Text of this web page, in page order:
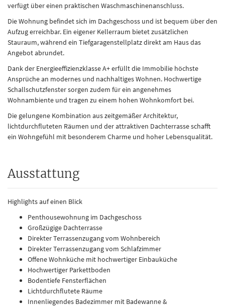
verfügt über einen praktischen Waschmaschinenanschluss.
Die Wohnung befindet sich im Dachgeschoss und ist bequem über den
Aufzug erreichbar. Ein eigener Kellerraum bietet zusätzlichen
Stauraum, während ein Tiefgaragenstellplatz direkt am Haus das
Angebot abrundet.
Dank der Energieeffizienzklasse A+ erfüllt die Immobilie höchste
Ansprüche an modernes und nachhaltiges Wohnen. Hochwertige
Schallschutzfenster sorgen zudem für ein angenehmes
Wohnambiente und tragen zu einem hohen Wohnkomfort bei.
Die gelungene Kombination aus zeitgemäßer Architektur,
lichtdurchfluteten Räumen und der attraktiven Dachterrasse schafft
ein Wohngefühl mit besonderem Charme und hoher Lebensqualität.
Ausstattung
Highlights auf einen Blick
Penthousewohnung im Dachgeschoss
Großzügige Dachterrasse
Direkter Terrassenzugang vom Wohnbereich
Direkter Terrassenzugang vom Schlafzimmer
Offene Wohnküche mit hochwertiger Einbauküche
Hochwertiger Parkettboden
Bodentiefe Fensterflächen
Lichtdurchflutete Räume
Innenliegendes Badezimmer mit Badewanne &